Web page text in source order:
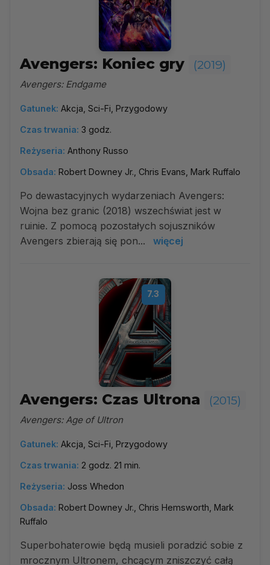
Avengers: Koniec gry (2019)
Avengers: Endgame
Gatunek: Akcja, Sci-Fi, Przygodowy
Czas trwania: 3 godz.
Reżyseria: Anthony Russo
Obsada: Robert Downey Jr., Chris Evans, Mark Ruffalo
Po dewastacyjnych wydarzeniach Avengers:
Wojna bez granic (2018) wszechświat jest w
ruinie. Z pomocą pozostałych sojuszników
Avengers zbierają się pon...
więcej
7.3
Avengers: Czas Ultrona (2015)
Avengers: Age of Ultron
Gatunek: Akcja, Sci-Fi, Przygodowy
Czas trwania: 2 godz. 21 min.
Reżyseria: Joss Whedon
Obsada: Robert Downey Jr., Chris Hemsworth, Mark
Ruffalo
Superbohaterowie będą musieli poradzić sobie z
mrocznym Ultronem, chcącym zniszczyć całą